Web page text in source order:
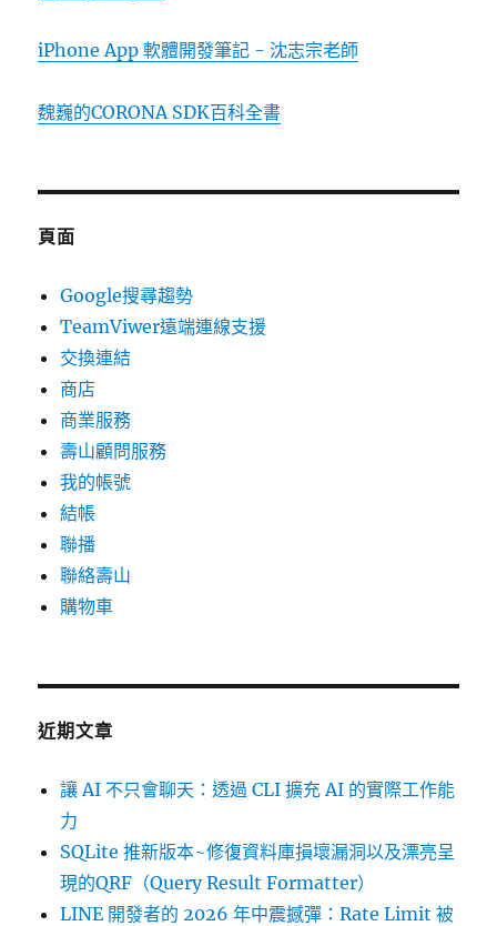
iPhone App 軟體開發筆記 - 沈志宗老師
魏巍的CORONA SDK百科全書
頁面
Google搜尋趨勢
TeamViwer遠端連線支援
交換連結
商店
商業服務
壽山顧問服務
我的帳號
結帳
聯播
聯絡壽山
購物車
近期文章
讓 AI 不只會聊天：透過 CLI 擴充 AI 的實際工作能
力
SQLite 推新版本~修復資料庫損壞漏洞以及漂亮呈
現的QRF（Query Result Formatter）
LINE 開發者的 2026 年中震撼彈：Rate Limit 被